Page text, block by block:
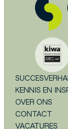
KENNIS EN
OVER ONS
CONTACT
VACATURES